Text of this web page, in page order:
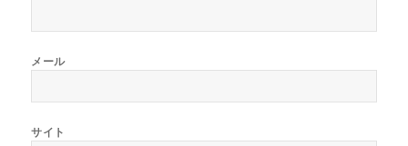
メール
サイト